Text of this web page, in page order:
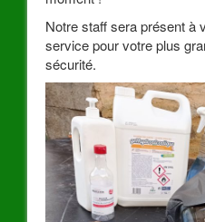
Notre staff sera présent à
service pour votre plus
sécurité.